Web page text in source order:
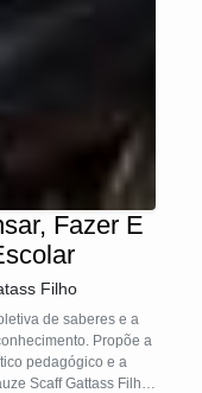
Fazer E
Filho
de saberes e a
Propõe a
pedagógico e a
Scaff Gattass Filho,